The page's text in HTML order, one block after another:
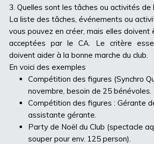
3. Quelles sont les tâches ou activités de
La liste des tâches, événements ou
vous pouvez en créer, mais elles
acceptées par le CA. Le critère
doivent aider à la bonne marche du club.
En voici des exemples
Compétition des figures (Synchro
novembre, besoin de 25 bénévoles.
Compétition des figures : Gérante
assistante gérante.
Party de Noël du Club (spectacle
souper pour env. 125 person).